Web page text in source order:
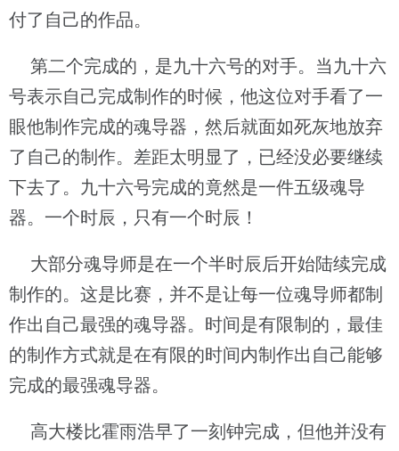
付了自己的作品。
第二个完成的，是九十六号的对手。当九十六
号表示自己完成制作的时候，他这位对手看了一
眼他制作完成的魂导器，然后就面如死灰地放弃
了自己的制作。差距太明显了，已经没必要继续
下去了。九十六号完成的竟然是一件五级魂导
器。一个时辰，只有一个时辰！
大部分魂导师是在一个半时辰后开始陆续完成
制作的。这是比赛，并不是让每一位魂导师都制
作出自己最强的魂导器。时间是有限制的，最佳
的制作方式就是在有限的时间内制作出自己能够
完成的最强魂导器。
高大楼比霍雨浩早了一刻钟完成，但他并没有